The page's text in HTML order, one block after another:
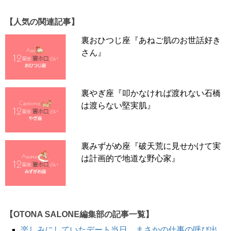
お金をかけるなら、ファッションがオススメ。特にふわふ
葵依先生プロフィール
洋占星術の他にも、インド占星術、宿曜占星術、四柱推
命、気学、姓名判断、周易、タロットなど、
ざまな占術を学ぶ。才能や資質、バイオリズム、
どから、可能性を最大限に広げる鑑定が特徴。「
オッティモちゃん」として社会貢献活動にも精力的に取り
組み、中身の姿で鑑定をする際には葵依名義を用いる。
葵依先生監修の占いサイトはこちら
【人気の関連記事】
裏おひつじ座『あねご肌のお世話好き
さん』
裏やぎ座『叩かなければ渡れない石橋
は渡らない堅実肌』
裏みずがめ座『破天荒に見せかけて実
は計画的で地道な野心家』
【OTONA SALONE編集部の記事一覧】